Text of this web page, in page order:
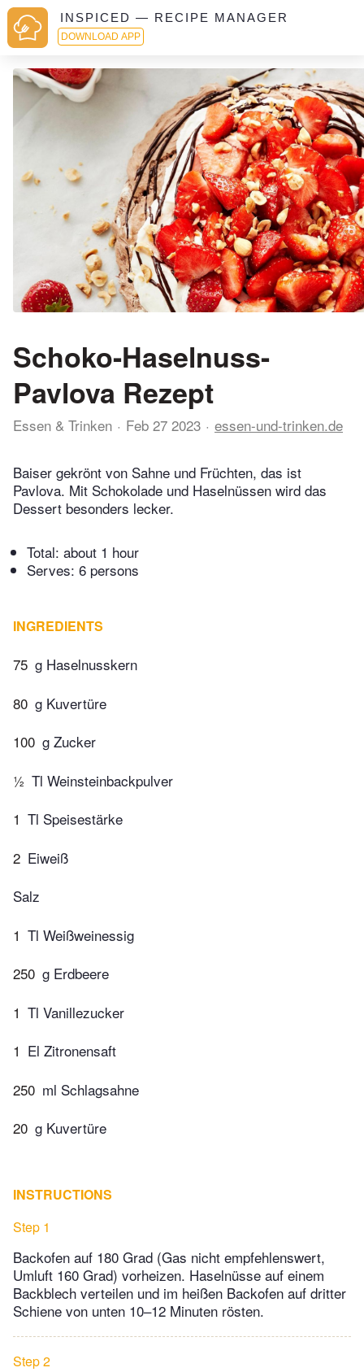
INSPICED — RECIPE MANAGER
DOWNLOAD APP
Schoko-Haselnuss-
Pavlova Rezept
Essen & Trinken Feb 27 2023 essen-und-trinken.de
Baiser gekrönt von Sahne und Früchten, das ist
Pavlova. Mit Schokolade und Haselnüssen wird das
Dessert besonders lecker.
Total: about 1 hour
Serves: 6 persons
INGREDIENTS
75 g Haselnusskern
80 g Kuvertüre
100 g Zucker
½ Tl Weinsteinbackpulver
1 Tl Speisestärke
2 Eiweiß
Salz
1 Tl Weißweinessig
250 g Erdbeere
1 Tl Vanillezucker
1 El Zitronensaft
250 ml Schlagsahne
20 g Kuvertüre
INSTRUCTIONS
Step 1
Backofen auf 180 Grad (Gas nicht empfehlenswert,
Umluft 160 Grad) vorheizen. Haselnüsse auf einem
Backblech verteilen und im heißen Backofen auf dritter
Schiene von unten 10–12 Minuten rösten.
Step 2